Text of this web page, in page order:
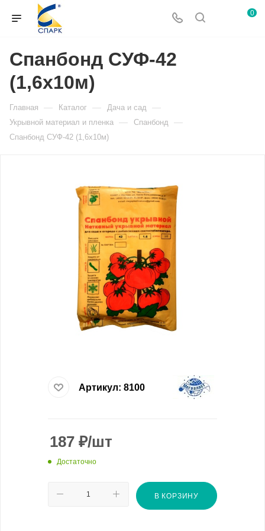
0
Спанбонд СУФ-42
(1,6х10м)
Главная — Каталог — Дача и сад —
Укрывной материал и пленка — Спанбонд —
Спанбонд СУФ-42 (1,6х10м)
Артикул: 8100
187 ₽/шт
Достаточно
В КОРЗИНУ